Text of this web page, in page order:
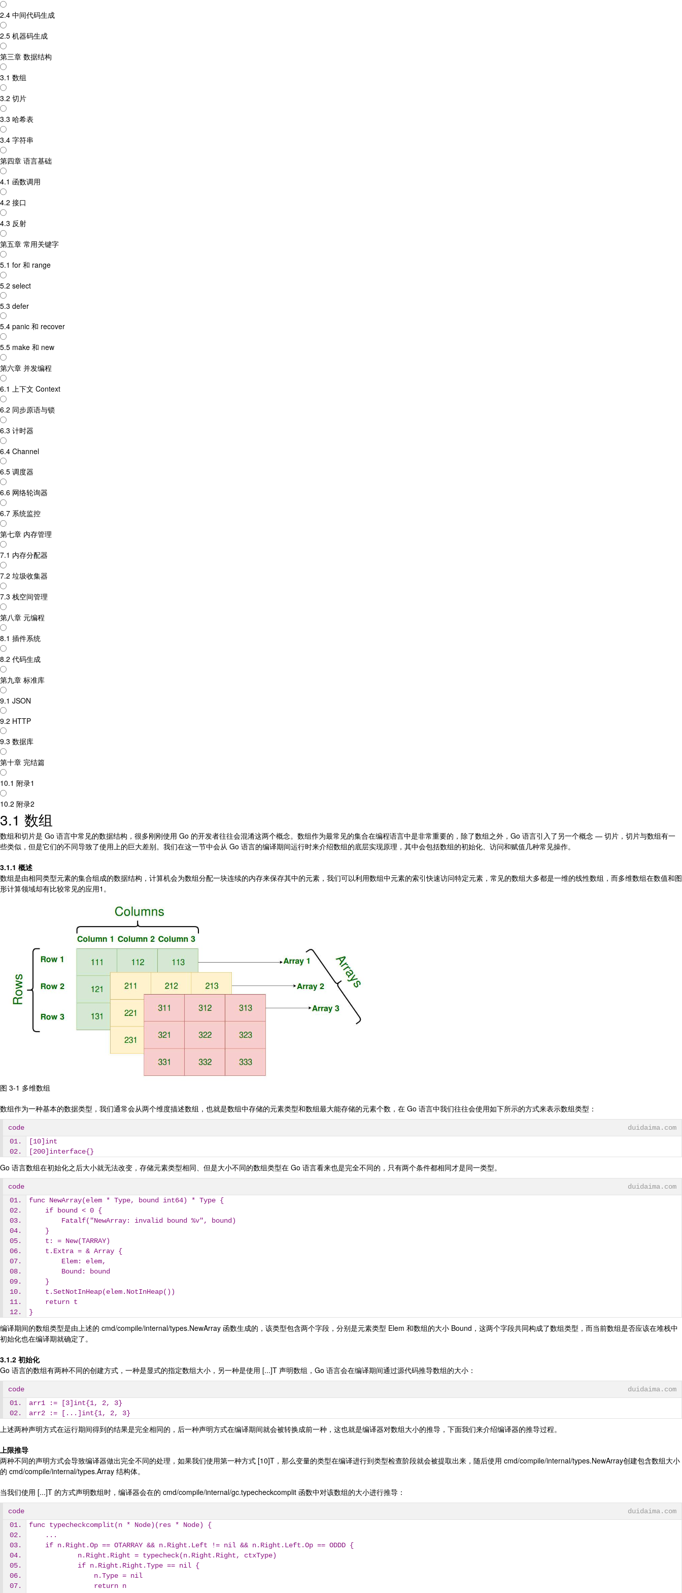
2.4 中间代码生成
2.5 机器码生成
第三章 数据结构
3.1 数组
3.2 切片
3.3 哈希表
3.4 字符串
第四章 语言基础
4.1 函数调用
4.2 接口
4.3 反射
第五章 常用关键字
5.1 for 和 range
5.2 select
5.3 defer
5.4 panic 和 recover
5.5 make 和 new
第六章 并发编程
6.1 上下文 Context
6.2 同步原语与锁
6.3 计时器
6.4 Channel
6.5 调度器
6.6 网络轮询器
6.7 系统监控
第七章 内存管理
7.1 内存分配器
7.2 垃圾收集器
7.3 栈空间管理
第八章 元编程
8.1 插件系统
8.2 代码生成
第九章 标准库
9.1 JSON
9.2 HTTP
9.3 数据库
第十章 完结篇
10.1 附录1
10.2 附录2
3.1 数组
数组和切片是 Go 语言中常见的数据结构，很多刚刚使用 Go 的开发者往往会混淆这两个概念。数组作为最常见的集合在编程语言中是非常重要的，除了数组之外，Go 语言引入了另一个概念 — 切片，切片与数组有一
些类似，但是它们的不同导致了使用上的巨大差别。我们在这一节中会从 Go 语言的编译期间运行时来介绍数组的底层实现原理，其中会包括数组的初始化、访问和赋值几种常见操作。
3.1.1 概述
数组是由相同类型元素的集合组成的数据结构，计算机会为数组分配一块连续的内存来保存其中的元素，我们可以利用数组中元素的索引快速访问特定元素，常见的数组大多都是一维的线性数组，而多维数组在数值和图
形计算领域却有比较常见的应用1。
图 3-1 多维数组
数组作为一种基本的数据类型，我们通常会从两个维度描述数组，也就是数组中存储的元素类型和数组最大能存储的元素个数，在 Go 语言中我们往往会使用如下所示的方式来表示数组类型：
code
duidaima.com
[10]int
[200]interface{}
Go 语言数组在初始化之后大小就无法改变，存储元素类型相同、但是大小不同的数组类型在 Go 语言看来也是完全不同的，只有两个条件都相同才是同一类型。
code
duidaima.com
func NewArray(elem * Type, bound int64) * Type {
    if bound < 0 {
        Fatalf("NewArray: invalid bound %v", bound)
    }
    t: = New(TARRAY)
    t.Extra = & Array {
        Elem: elem,
        Bound: bound
    }
    t.SetNotInHeap(elem.NotInHeap())
    return t
}
编译期间的数组类型是由上述的 cmd/compile/internal/types.NewArray 函数生成的，该类型包含两个字段，分别是元素类型 Elem 和数组的大小 Bound，这两个字段共同构成了数组类型，而当前数组是否应该在堆栈中
初始化也在编译期就确定了。
3.1.2 初始化
Go 语言的数组有两种不同的创建方式，一种是显式的指定数组大小，另一种是使用 [...]T 声明数组，Go 语言会在编译期间通过源代码推导数组的大小：
code
duidaima.com
arr1 := [3]int{1, 2, 3}
arr2 := [...]int{1, 2, 3}
上述两种声明方式在运行期间得到的结果是完全相同的，后一种声明方式在编译期间就会被转换成前一种，这也就是编译器对数组大小的推导，下面我们来介绍编译器的推导过程。
上限推导
两种不同的声明方式会导致编译器做出完全不同的处理，如果我们使用第一种方式 [10]T，那么变量的类型在编译进行到类型检查阶段就会被提取出来，随后使用 cmd/compile/internal/types.NewArray创建包含数组大小
的 cmd/compile/internal/types.Array 结构体。
当我们使用 [...]T 的方式声明数组时，编译器会在的 cmd/compile/internal/gc.typecheckcomplit 函数中对该数组的大小进行推导：
code
duidaima.com
func typecheckcomplit(n * Node)(res * Node) {
    ...
    if n.Right.Op == OTARRAY && n.Right.Left != nil && n.Right.Left.Op == ODDD {
            n.Right.Right = typecheck(n.Right.Right, ctxType)
            if n.Right.Right.Type == nil {
                n.Type = nil
                return n